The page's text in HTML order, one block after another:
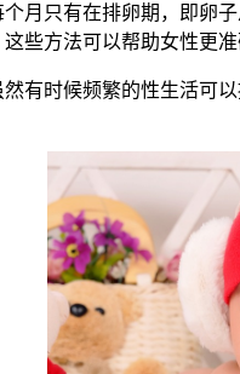
只有在排卵期，即卵
些方法可以帮助女性更准
时候频繁的性生活可